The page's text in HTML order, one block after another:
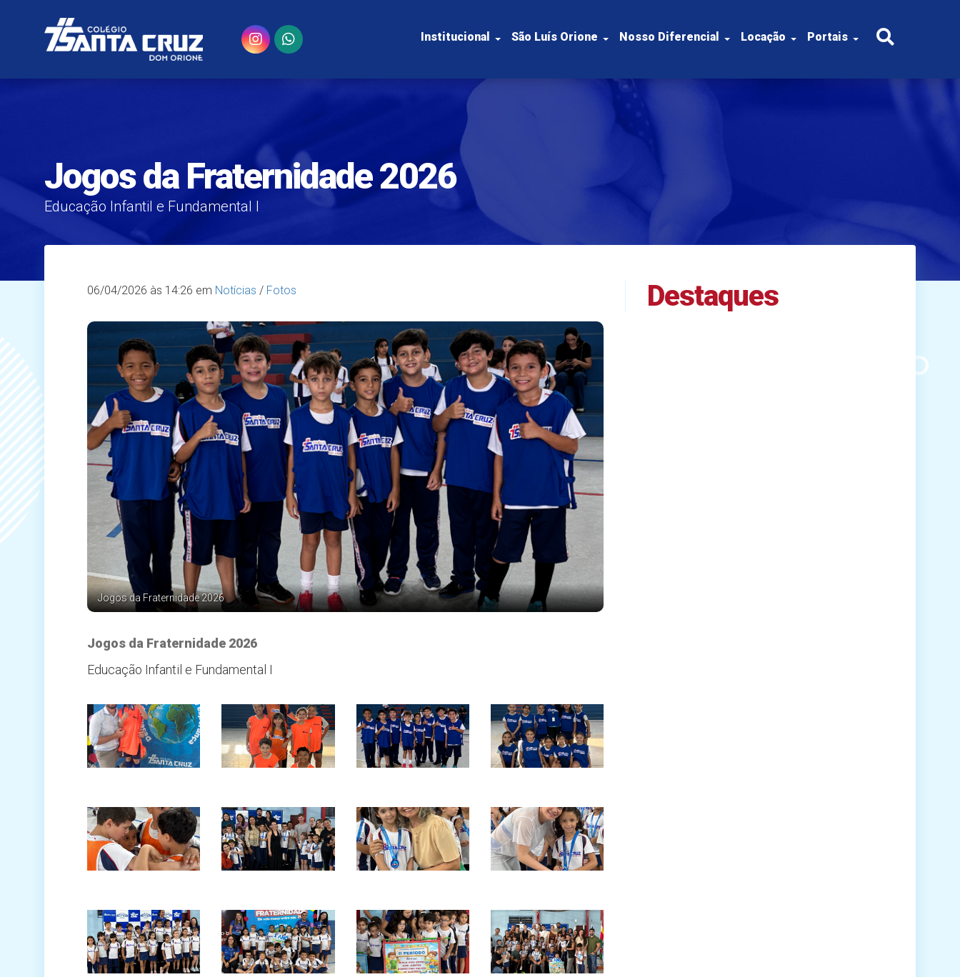
Institucional São Luís Orione Nosso Diferencial Locação Portais
Jogos da Fraternidade 2026
Educação Infantil e Fundamental I
06/04/2026 às 14:26 em Notícias / Fotos
Jogos da Fraternidade 2026
Jogos da Fraternidade 2026
Educação Infantil e Fundamental I
Destaques